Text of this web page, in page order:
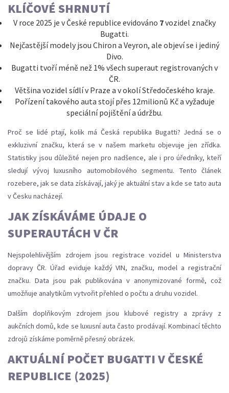
KLÍČOVÉ SHRNUTÍ
V roce 2025 je v České republice evidováno 7vozidel značky
Bugatti.
Nejčastější modely jsou Chiron a Veyron, ale objeví se i jediný
Divo.
Bugatti tvoří méně než 1% všech superaut registrovaných v
ČR.
Většina vozidel sídlí v Praze a v okolí Středočeského kraje.
Pořízení takového auta stojí přes 12milionů Kč a vyžaduje
speciální pojištění a údržbu.
Proč se lidé ptají, kolik má Česká republika Bugatti? Jedná se o
exkluzivní značku, která se v našem marketu objevuje jen zřídka.
Statistiky jsou důležité nejen pro nadšence, ale i pro úředníky, kteří
sledují vývoj luxusního automobilového segmentu. Tento článek
rozebere, jak se data získávají, jaký je aktuální stav a kde se tato auta
v Česku nacházejí.
JAK ZÍSKÁVÁME ÚDAJE O
SUPERAUTÁCH V ČR
Nejspolehlivějším zdrojem jsou registrace vozidel u Ministerstva
dopravy ČR. Úřad eviduje každý VIN, značku, model a registrační
značku. Data jsou pak publikována v anonymizované formě, což
umožňuje analytikům vytvořit přehled o počtu a druhu vozidel.
Dalším doplňkovým zdrojem jsou klubové registrya zprávy z
aukčních domů, kde se luxusní auta často prodávají. Kombinací těchto
zdrojů získáme poměrně přesný obrázek.
AKTUÁLNÍ POČET BUGATTI V ČESKÉ
REPUBLICE (2025)